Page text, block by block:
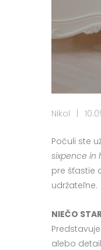
Nikol |
Počuli ste
sixpence in
pre šťastie
udržateľne.
NIEČO
alebo